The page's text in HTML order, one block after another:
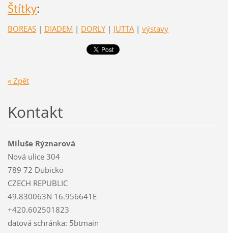
Štítky:
BOREAS | DIADEM | DORLY | JUTTA | výstavy
« Zpět
Kontakt
Miluše Rýznarová
Nová ulice 304
789 72 Dubicko
CZECH REPUBLIC
49.830063N 16.956641E
+420.602501823
datová schránka: 5btmain